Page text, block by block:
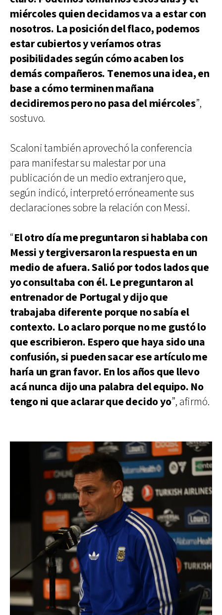
miércoles quien decidamos va a estar con
nosotros. La posición del flaco, podemos
estar cubiertos y veríamos otras
posibilidades según cómo acaben los
demás compañeros. Tenemos una idea, en
base a cómo terminen mañana
decidiremos pero no pasa del miércoles”,
sostuvo.
Scaloni también aprovechó la conferencia
para manifestar su malestar por una
publicación de un medio extranjero que,
según indicó, interpretó erróneamente sus
declaraciones sobre la relación con Messi.
“El otro día me preguntaron si hablaba con
Messi y tergiversaron la respuesta en un
medio de afuera. Salió por todos lados que
yo consultaba con él. Le preguntaron al
entrenador de Portugal y dijo que
trabajaba diferente porque no sabía el
contexto. Lo aclaro porque no me gustó lo
que escribieron. Espero que haya sido una
confusión, si pueden sacar ese artículo me
haría un gran favor. En los años que llevo
acá nunca dijo una palabra del equipo. No
tengo ni que aclarar que decido yo”, afirmó.